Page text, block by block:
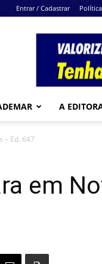
Entrar / Cadastrar
A
– Ed. 647
em